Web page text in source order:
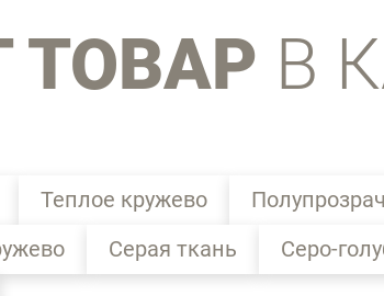
ТОВАР В
Теплое кружево
Серая ткань Серо-